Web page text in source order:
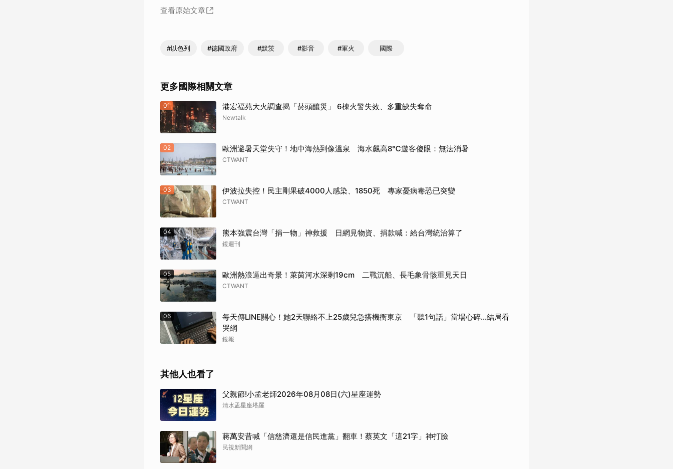
查看原始文章
#以色列 #德國政府 #默茨 #影音 #軍火 國際
更多國際相關文章
01 港宏福苑大火調查揭「菸頭釀災」 6棟火警失效、多重缺失奪命
Newtalk
02 歐洲避暑天堂失守！地中海熱到像溫泉 海水飆高8℃遊客傻眼：無法消暑
CTWANT
03 伊波拉失控！民主剛果破4000人感染、1850死 專家憂病毒恐已突變
CTWANT
04 熊本強震台灣「捐一物」神救援 日網見物資、捐款喊：給台灣統治算了
鏡週刊
05 歐洲熱浪逼出奇景！萊茵河水深剩19cm 二戰沉船、長毛象骨骸重見天日
CTWANT
06
每天傳LINE關心！她2天聯絡不上25歲兒急搭機衝東京 「聽1句話」當場心碎...結局看
哭網
鏡報
其他人也看了
父親節!小孟老師2026年08月08日(六)星座運勢
清水孟星座塔羅
蔣萬安昔喊「信慈濟還是信民進黨」翻車！蔡英文「這21字」神打臉
民視新聞網